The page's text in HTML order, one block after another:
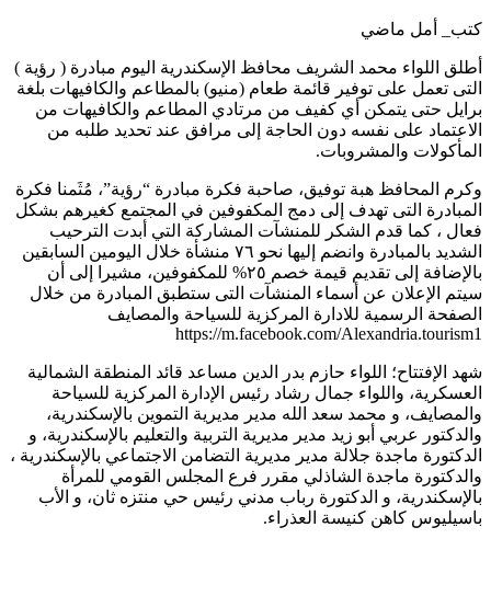
كتب_ أمل ماضي
أطلق اللواء محمد الشريف محافظ الإسكندرية اليوم مبادرة ( رؤية )
التى تعمل على توفير قائمة طعام (منيو) بالمطاعم والكافيهات بلغة
برايل حتى يتمكن أي كفيف من مرتادي المطاعم والكافيهات من
الاعتماد على نفسه دون الحاجة إلى مرافق عند تحديد طلبه من
المأكولات والمشروبات.
وكرم المحافظ هبة توفيق، صاحبة فكرة مبادرة “رؤية”، مُثَمنا فكرة
المبادرة التى تهدف إلى دمج المكفوفين في المجتمع كغيرهم بشكل
فعال ، كما قدم الشكر للمنشآت المشاركة التي أبدت الترحيب
الشديد بالمبادرة وانضم إليها نحو ٧٦ منشأة خلال اليومين السابقين
بالإضافة إلى تقديم قيمة خصم ٢٥% للمكفوفين، مشيرا إلى أن
سيتم الإعلان عن أسماء المنشآت التى ستطبق المبادرة من خلال
الصفحة الرسمية للادارة المركزية للسياحة والمصايف
https://m.facebook.com/Alexandria.tourism1
شهد الإفتتاح؛ اللواء حازم بدر الدين مساعد قائد المنطقة الشمالية
العسكرية، واللواء جمال رشاد رئيس الإدارة المركزية للسياحة
والمصايف، و محمد سعد الله مدير مديرية التموين بالإسكندرية،
والدكتور عربي أبو زيد مدير مديرية التربية والتعليم بالإسكندرية، و
الدكتورة ماجدة جلالة مدير مديرية التضامن الاجتماعي بالإسكندرية ،
والدكتورة ماجدة الشاذلي مقرر فرع المجلس القومي للمرأة
بالإسكندرية، و الدكتورة رباب مدني رئيس حي منتزه ثان، و الأب
باسيليوس كاهن كنيسة العذراء.